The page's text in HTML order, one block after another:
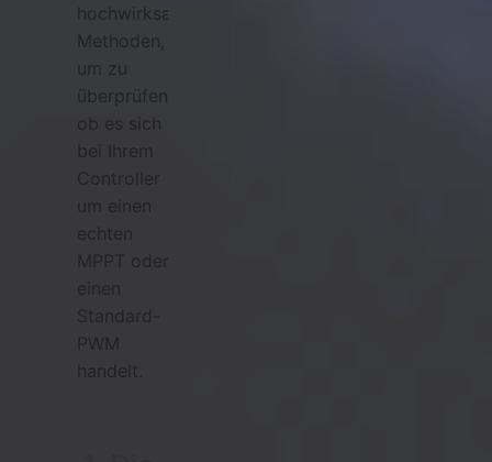
hochwirksame
Methoden,
um zu
überprüfen,
ob es sich
bei Ihrem
Controller
um einen
echten
MPPT oder
einen
Standard-
PWM
handelt.